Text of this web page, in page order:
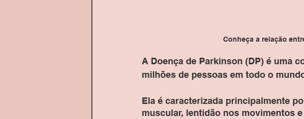
Conheça a relação
A Doença de Parkinson (DP) é uma
milhões de pessoas em todo o
Ela é caracterizada principalmente
muscular, lentidão nos movimentos